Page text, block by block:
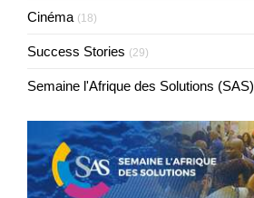
Cinéma (18)
Success Stories (29)
Semaine l'Afrique des Solutions (SAS)